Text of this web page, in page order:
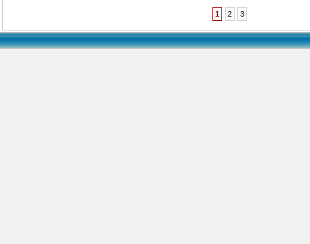
1 2 3